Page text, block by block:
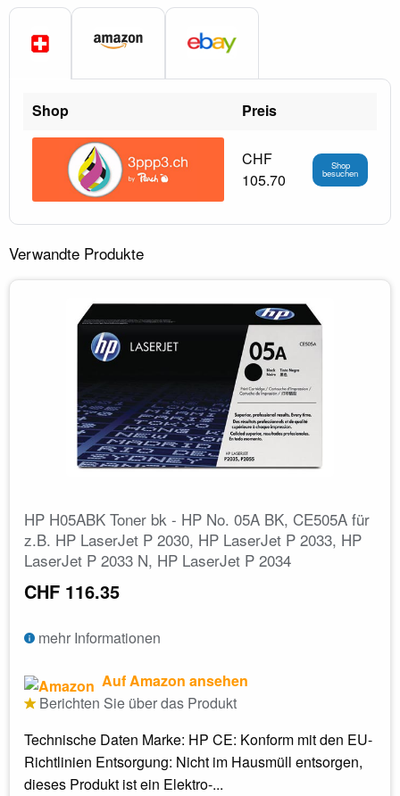
Shop Preis
CHF
105.70
Shop
besuchen
Verwandte Produkte
HP H05ABK Toner bk - HP No. 05A BK, CE505A für
z.B. HP LaserJet P 2030, HP LaserJet P 2033, HP
LaserJet P 2033 N, HP LaserJet P 2034
CHF 116.35
mehr Informationen
Auf Amazon ansehen
Berichten Sie über das Produkt
Technische Daten Marke: HP CE: Konform mit den EU-
Richtlinien Entsorgung: Nicht im Hausmüll entsorgen,
dieses Produkt ist ein Elektro-...